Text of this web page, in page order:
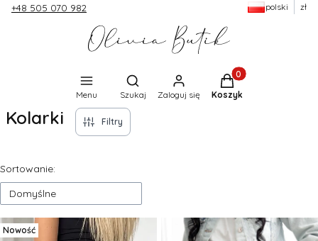
+48 505 070 982 polski zł
Menu
Otwórz wyszukiwarkę
Szukaj Zaloguj się
Produkty w
Koszyk
Kolarki Filtry
Lista produktów
Sortowanie:
Domyślne
Nowość